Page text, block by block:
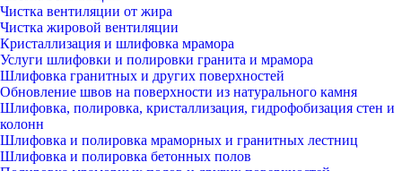
Чистка вентиляции от жира
Чистка жировой вентиляции
Кристаллизация и шлифовка мрамора
Услуги шлифовки и полировки гранита и мрамора
Шлифовка гранитных и других поверхностей
Обновление швов на поверхности из натурального камня
Шлифовка, полировка, кристаллизация, гидрофобизация стен и
колонн
Шлифовка и полировка мраморных и гранитных лестниц
Шлифовка и полировка бетонных полов